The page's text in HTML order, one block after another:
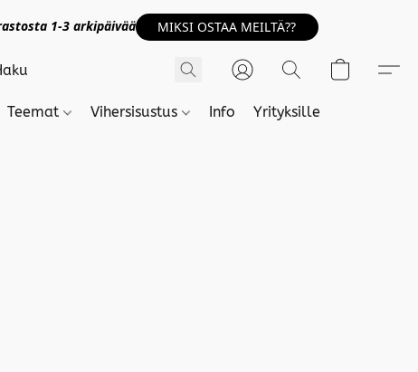
1-3 arkipäivää MIKSI OSTAA MEILTÄ??
Teemat Vihersisustus Info Yrityksille